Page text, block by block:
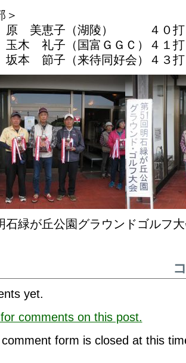
＞
恵子（湖陵） ４０打１
礼子（国富ＧＧＣ）４１打
節子（来待同好会）４３打
石緑が丘公園グラウンドゴルフ
yet.
comments on this post.
form is closed at this